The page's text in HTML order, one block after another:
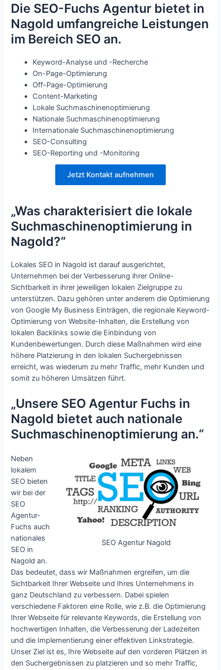
Die SEO-Fuchs Agentur bietet in
Nagold umfangreiche Leistungen
im Bereich SEO an.
Keyword-Analyse und -Recherche
On-Page-Optimierung
Off-Page-Optimierung
Content-Marketing
Lokale Suchmaschinenoptimierung
Nationale Suchmaschinenoptimierung
Internationale Suchmaschinenoptimierung
SEO-Consulting
SEO-Reporting und -Monitoring
Jetzt Kontakt aufnehmen
„Was charakterisiert die lokale
Suchmaschinenoptimierung in
Nagold?“
Lokales SEO in Nagold ist darauf ausgerichtet,
Unternehmen bei der Verbesserung ihrer Online-
Sichtbarkeit in ihrer jeweiligen lokalen Zielgruppe zu
unterstützen. Dazu gehören unter anderem die Optimierung
von Google My Business Einträgen, die regionale Keyword-
Optimierung von Website-Inhalten, die Erstellung von
lokalen Backlinks sowie die Einbindung von
Kundenbewertungen. Durch diese Maßnahmen wird eine
höhere Platzierung in den lokalen Suchergebnissen
erreicht, was wiederum zu mehr Traffic, mehr Kunden und
somit zu höheren Umsätzen führt.
„Unsere SEO Agentur Fuchs in
Nagold bietet auch nationale
Suchmaschinenoptimierung an.“
SEO Agentur Nagold
Neben
lokalem
SEO bieten
wir bei der
SEO
Agentur-
Fuchs auch
nationales
SEO in
Nagold an.
Das bedeutet, dass wir Maßnahmen ergreifen, um die
Sichtbarkeit Ihrer Webseite und Ihres Unternehmens in
ganz Deutschland zu verbessern. Dabei spielen
verschiedene Faktoren eine Rolle, wie z.B. die Optimierung
Ihrer Webseite für relevante Keywords, die Erstellung von
hochwertigen Inhalten, die Verbesserung der Ladezeiten
und die Implementierung einer effektiven Linkstrategie.
Unser Ziel ist es, Ihre Webseite auf den vorderen Plätzen in
den Suchergebnissen zu platzieren und so mehr Traffic,